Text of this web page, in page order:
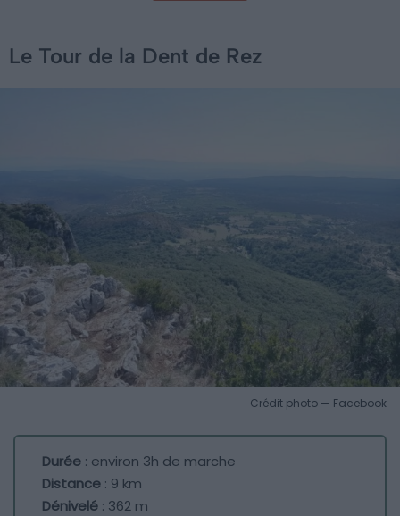
Le Tour de la Dent de Rez
Crédit photo — Facebook
Durée : environ 3h de marche
Distance : 9 km
Dénivelé : 362 m